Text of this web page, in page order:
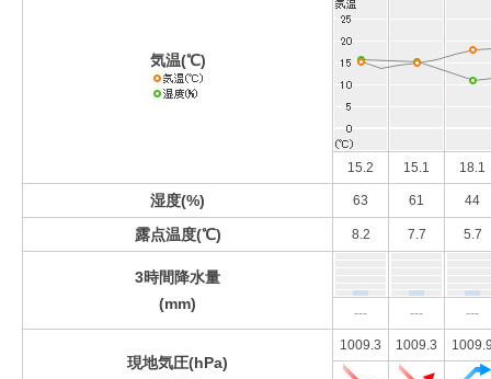
気温(℃)
15.2 15.1 18.1
湿度(%) 63 61 44
露点温度(℃) 8.2 7.7 5.7
3時間降水量
(mm)
--- --- ---
現地気圧(hPa)
1009.3 1009.3